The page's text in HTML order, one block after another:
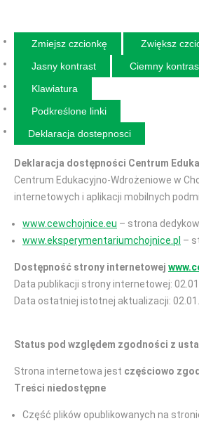
Zmiejsz czcionkę Zwiększ
Jasny kontrast
Ciemny
Klawiatura
Podkreślone linki
Deklaracja dostepnosci
Deklaracja dostępności Centrum
Centrum Edukacyjno-Wdrożeniowe w
internetowych i aplikacji mobilnych
www.cewchojnice.eu – strona
www.eksperymentariumchojnice.pl –
Dostępność strony internetowej
Data publikacji strony internetowej:
Data ostatniej istotnej aktualizacji:
Status pod względem zgodności z
Strona internetowa jest częściowo
Treści niedostępne
Część plików opublikowanych na